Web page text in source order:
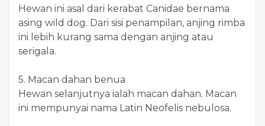
Hewan ini asal dari kerabat Canidae bernama
asing wild dog. Dari sisi penampilan, anjing rimba
ini lebih kurang sama dengan anjing atau
serigala.
5. Macan dahan benua
Hewan selanjutnya ialah macan dahan. Macan
ini mempunyai nama Latin Neofelis nebulosa.